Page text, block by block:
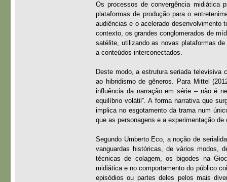
Os processos de convergência midiática
plataformas de produção para o
audiências e o acelerado desenvolvimento
contexto, os grandes conglomerados de
satélite, utilizando as novas plataformas
a conteúdos interconectados.
Deste modo, a estrutura seriada televisiva
ao hibridismo de gêneros. Para Mittel
influência da narração em série – não é
equilíbrio volátil”. A forma narrativa que
implica no esgotamento da trama num
que as personagens e a experimentação
Segundo Umberto Eco, a noção de
vanguardas históricas, de vários modos,
técnicas de colagem, os bigodes na
midiática e no comportamento do público
episódios ou partes deles pelos mais